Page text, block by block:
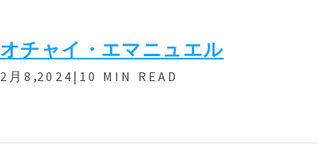
オチャイ・エマニュエル
2月8 ,2024| 10 MIN READ